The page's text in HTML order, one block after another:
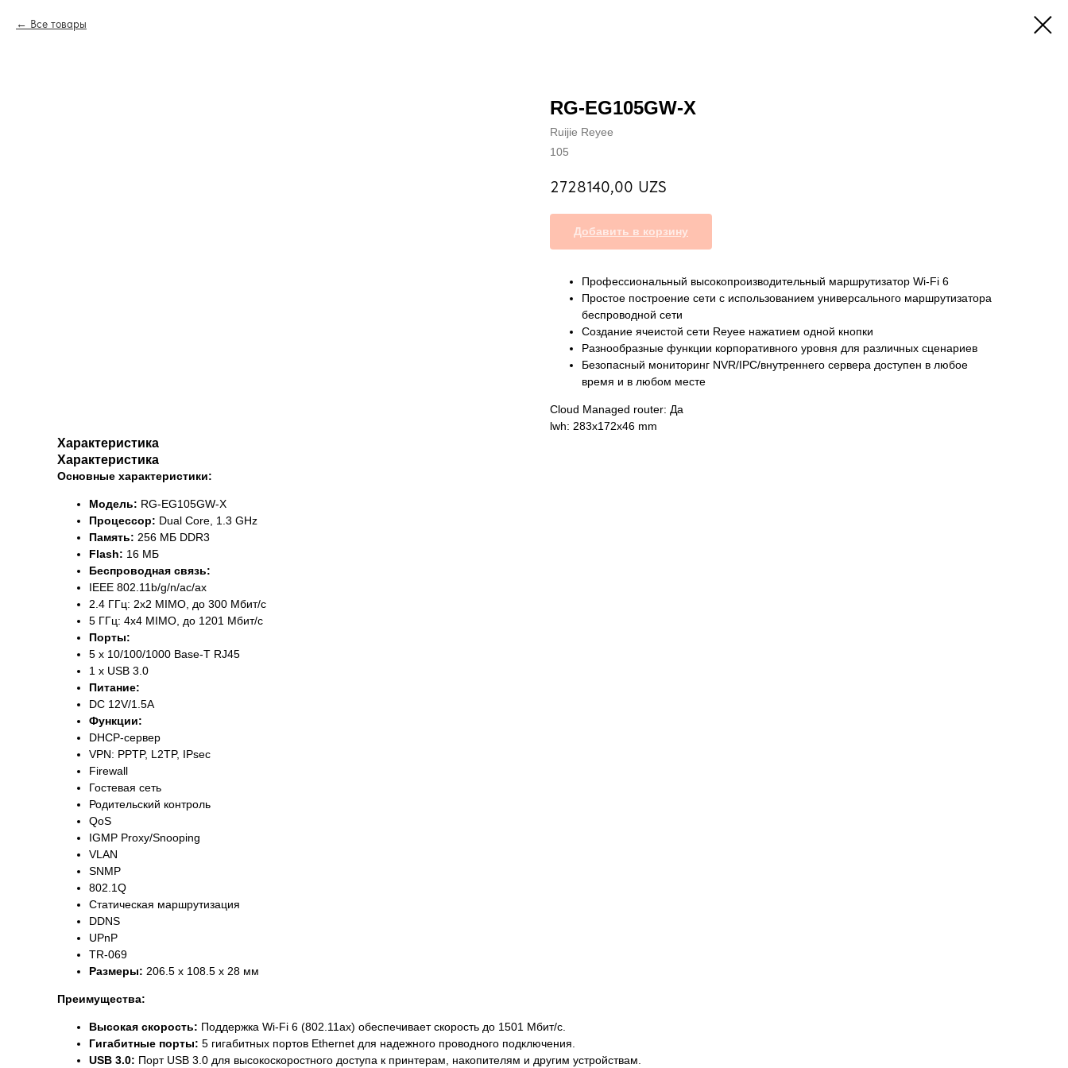
Все товары
RG-EG105GW-X
Ruijie Reyee
105
2728140,00 UZS
Добавить в корзину
Профессиональный высокопроизводительный маршрутизатор Wi-Fi 6
Простое построение сети с использованием универсального маршрутизатора
беспроводной сети
Создание ячеистой сети Reyee нажатием одной кнопки
Разнообразные функции корпоративного уровня для различных сценариев
Безопасный мониторинг NVR/IPC/внутреннего сервера доступен в любое
время и в любом месте
Cloud Managed router: Да
lwh: 283x172x46 mm
Характеристика
Характеристика
Основные характеристики:
Модель: RG-EG105GW-X
Процессор: Dual Core, 1.3 GHz
Память: 256 МБ DDR3
Flash: 16 МБ
Беспроводная связь:
IEEE 802.11b/g/n/ac/ax
2.4 ГГц: 2x2 MIMO, до 300 Мбит/с
5 ГГц: 4x4 MIMO, до 1201 Мбит/с
Порты:
5 x 10/100/1000 Base-T RJ45
1 x USB 3.0
Питание:
DC 12V/1.5A
Функции:
DHCP-сервер
VPN: PPTP, L2TP, IPsec
Firewall
Гостевая сеть
Родительский контроль
QoS
IGMP Proxy/Snooping
VLAN
SNMP
802.1Q
Статическая маршрутизация
DDNS
UPnP
TR-069
Размеры: 206.5 x 108.5 x 28 мм
Преимущества:
Высокая скорость: Поддержка Wi-Fi 6 (802.11ax) обеспечивает скорость до 1501 Мбит/с.
Гигабитные порты: 5 гигабитных портов Ethernet для надежного проводного подключения.
USB 3.0: Порт USB 3.0 для высокоскоростного доступа к принтерам, накопителям и другим устройствам.